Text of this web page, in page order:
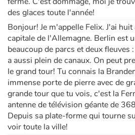
Coups de coeur
des glaces toute l'année!
Bonjour! Je m'appelle Felix. J'ai
capitale de l'Allemagne. Berlin est
beaucoup de parcs et deux fleuves
a aussi plein de canaux. On peut
le grand tour! Tu connais la
immense porte de pierre avec de
grande tour que tu vois, c'est la
antenne de télévision géante de
Depuis sa plate-forme qui tourne
voir toute la ville!